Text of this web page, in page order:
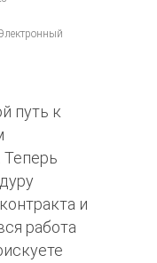
путь к
Теперь
и
работа